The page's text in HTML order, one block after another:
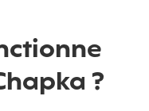
?